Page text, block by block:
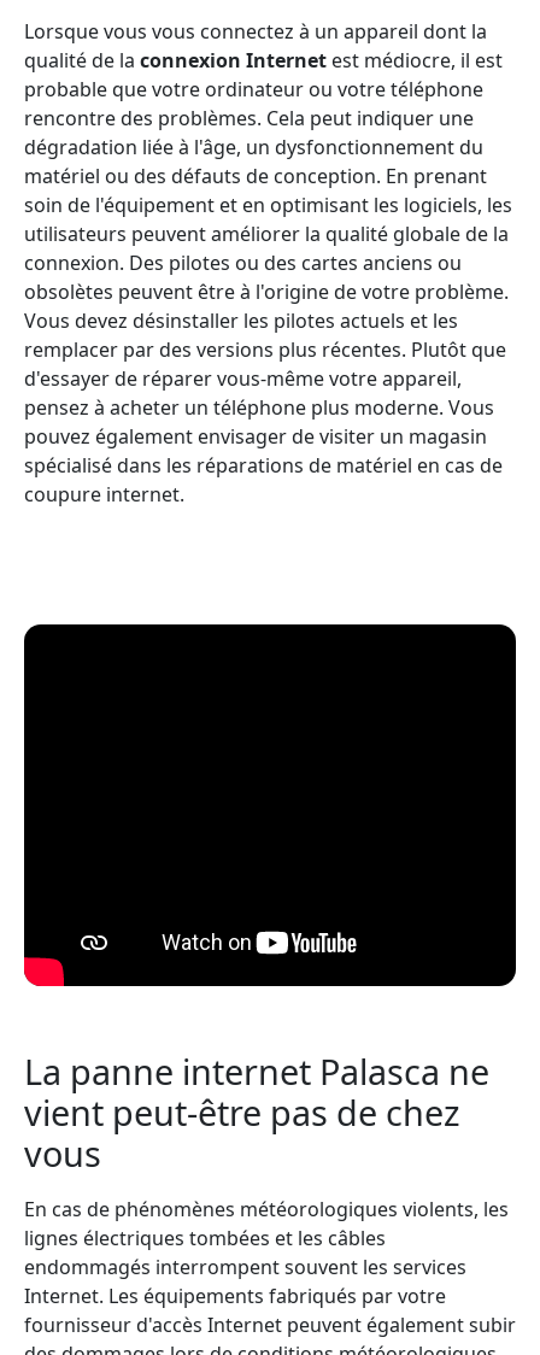
Lorsque vous vous connectez à un appareil dont la
qualité de la connexion Internet est médiocre, il est
probable que votre ordinateur ou votre téléphone
rencontre des problèmes. Cela peut indiquer une
dégradation liée à l'âge, un dysfonctionnement du
matériel ou des défauts de conception. En prenant
soin de l'équipement et en optimisant les logiciels, les
utilisateurs peuvent améliorer la qualité globale de la
connexion. Des pilotes ou des cartes anciens ou
obsolètes peuvent être à l'origine de votre problème.
Vous devez désinstaller les pilotes actuels et les
remplacer par des versions plus récentes. Plutôt que
d'essayer de réparer vous-même votre appareil,
pensez à acheter un téléphone plus moderne. Vous
pouvez également envisager de visiter un magasin
spécialisé dans les réparations de matériel en cas de
coupure internet.
La panne internet Palasca ne
vient peut-être pas de chez
vous
En cas de phénomènes météorologiques violents, les
lignes électriques tombées et les câbles
endommagés interrompent souvent les services
Internet. Les équipements fabriqués par votre
fournisseur d'accès Internet peuvent également subir